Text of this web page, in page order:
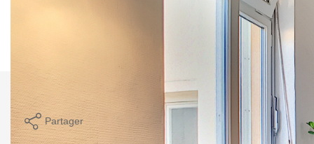
Imprimer
Partager Calculer mon budget